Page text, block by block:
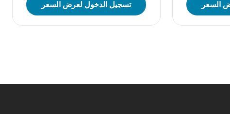
السعر تسجيل الدخول لعرض السعر